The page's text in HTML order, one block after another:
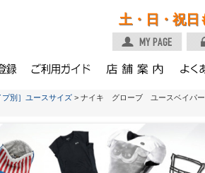
土・日・祝日
プ別］ユースサイズ > ナイキ グローブ ユースベイパ